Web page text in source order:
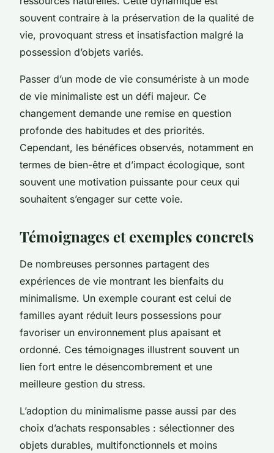
souvent contraire à la préservation de la qualité de
vie, provoquant stress et insatisfaction malgré la
possession d’objets variés.
Passer d’un mode de vie consumériste à un mode
de vie minimaliste est un défi majeur. Ce
changement demande une remise en question
profonde des habitudes et des priorités.
Cependant, les bénéfices observés, notamment en
termes de bien-être et d’impact écologique, sont
souvent une motivation puissante pour ceux qui
souhaitent s’engager sur cette voie.
Témoignages et exemples concrets
De nombreuses personnes partagent des
expériences de vie montrant les bienfaits du
minimalisme. Un exemple courant est celui de
familles ayant réduit leurs possessions pour
favoriser un environnement plus apaisant et
ordonné. Ces témoignages illustrent souvent un
lien fort entre le désencombrement et une
meilleure gestion du stress.
L’adoption du minimalisme passe aussi par des
choix d’achats responsables : sélectionner des
objets durables, multifonctionnels et moins